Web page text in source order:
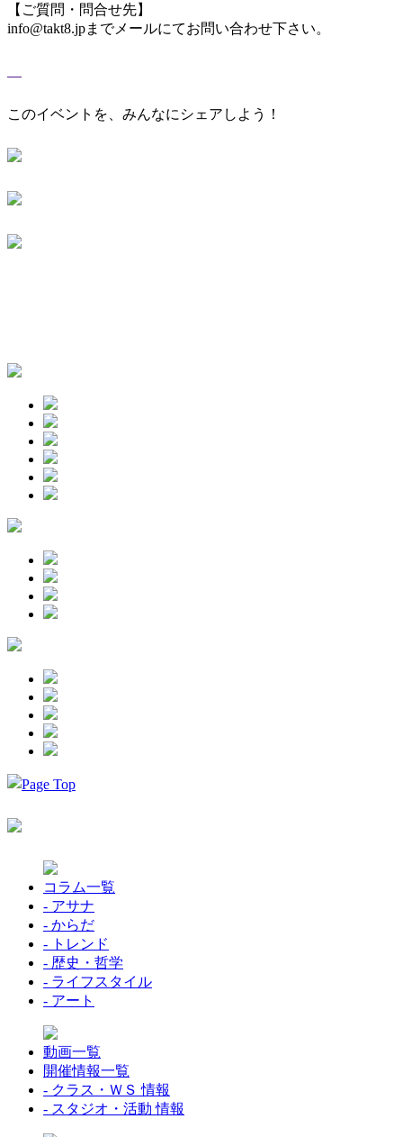
【ご質問・問合せ先】
info@takt8.jpまでメールにてお問い合わせ下さい。
このイベントを、みんなにシェアしよう！
コラム一覧
- アサナ
- からだ
- トレンド
- 歴史・哲学
- ライフスタイル
- アート
動画一覧
開催情報一覧
- クラス・ＷＳ 情報
- スタジオ・活動 情報